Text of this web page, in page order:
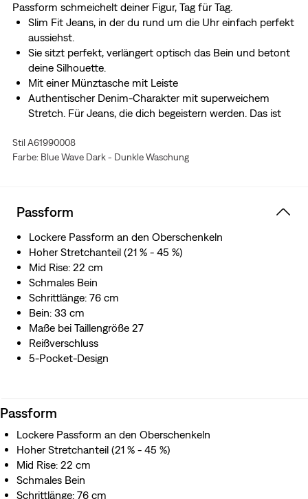
Passform schmeichelt deiner Figur, Tag für Tag.
Slim Fit Jeans, in der du rund um die Uhr einfach perfekt
aussiehst.
Sie sitzt perfekt, verlängert optisch das Bein und betont
deine Silhouette.
Mit einer Münztasche mit Leiste
Authentischer Denim-Charakter mit superweichem
Stretch. Für Jeans, die dich begeistern werden. Das ist
integrierten Formstabilität passt er sich perfekt an deine
Kurven an und macht ohne auszubeulen oder
TENCEL™ Lyocell verwendet, eine weiche Faser aus
nachhaltig gewonnenem Holz.
Stil A61990008
Farbe: Blue Wave Dark - Dunkle Waschung
Passform
Lockere Passform an den Oberschenkeln
Hoher Stretchanteil (21 % - 45 %)
Mid Rise: 22 cm
Schmales Bein
Schrittlänge: 76 cm
Bein: 33 cm
Maße bei Taillengröße 27
Reißverschluss
5-Pocket-Design
Passform
Lockere Passform an den Oberschenkeln
Hoher Stretchanteil (21 % - 45 %)
Mid Rise: 22 cm
Schmales Bein
Schrittlänge: 76 cm